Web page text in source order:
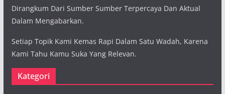
Dirangkum Dari Sumber Sumber Terpercaya Dan Aktual
Dalam Mengabarkan.
Setiap Topik Kami Kemas Rapi Dalam Satu Wadah, Karena
Kami Tahu Kamu Suka Yang Relevan.
Kategori